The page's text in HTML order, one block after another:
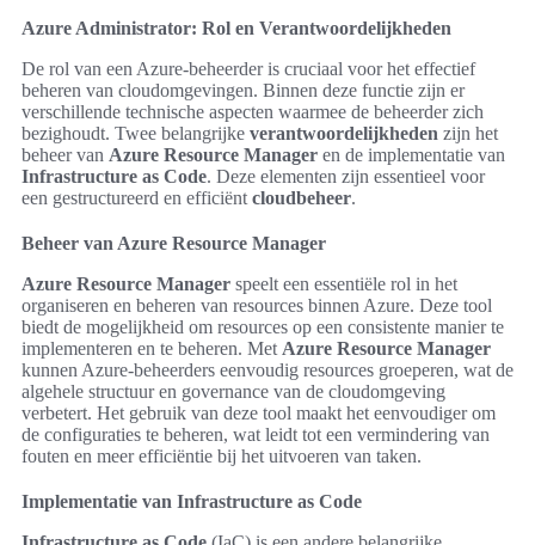
Azure Administrator: Rol en Verantwoordelijkheden
De rol van een Azure-beheerder is cruciaal voor het effectief
beheren van cloudomgevingen. Binnen deze functie zijn er
verschillende technische aspecten waarmee de beheerder zich
bezighoudt. Twee belangrijke verantwoordelijkheden zijn het
beheer van Azure Resource Manager en de implementatie van
Infrastructure as Code. Deze elementen zijn essentieel voor
een gestructureerd en efficiënt cloudbeheer.
Beheer van Azure Resource Manager
Azure Resource Manager speelt een essentiële rol in het
organiseren en beheren van resources binnen Azure. Deze tool
biedt de mogelijkheid om resources op een consistente manier te
implementeren en te beheren. Met Azure Resource Manager
kunnen Azure-beheerders eenvoudig resources groeperen, wat de
algehele structuur en governance van de cloudomgeving
verbetert. Het gebruik van deze tool maakt het eenvoudiger om
de configuraties te beheren, wat leidt tot een vermindering van
fouten en meer efficiëntie bij het uitvoeren van taken.
Implementatie van Infrastructure as Code